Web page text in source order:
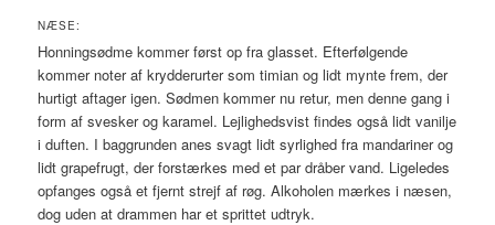
NÆSE:
Honningsødme kommer først op fra glasset. Efterfølgende
kommer noter af krydderurter som timian og lidt mynte frem, der
hurtigt aftager igen. Sødmen kommer nu retur, men denne gang i
form af svesker og karamel. Lejlighedsvist findes også lidt vanilje
i duften. I baggrunden anes svagt lidt syrlighed fra mandariner og
lidt grapefrugt, der forstærkes med et par dråber vand. Ligeledes
opfanges også et fjernt strejf af røg. Alkoholen mærkes i næsen,
dog uden at drammen har et sprittet udtryk.